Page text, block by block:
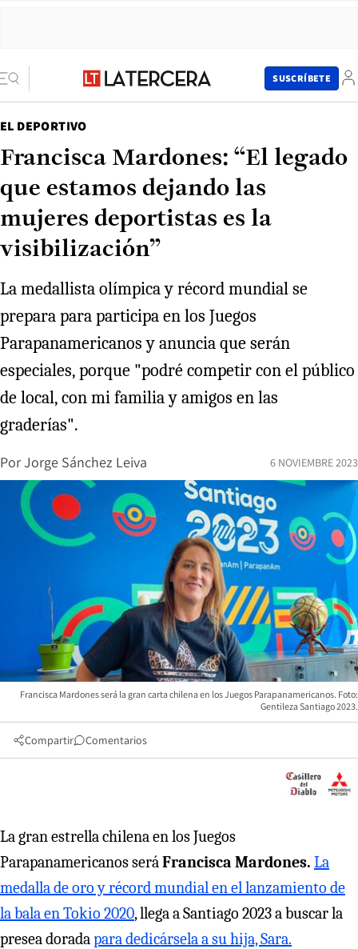
SUSCRÍBETE
EL DEPORTIVO
Francisca Mardones: “El legado
que estamos dejando las
mujeres deportistas es la
visibilización”
La medallista olímpica y récord mundial se
prepara para participa en los Juegos
Parapanamericanos y anuncia que serán
especiales, porque "podré competir con el público
de local, con mi familia y amigos en las
graderías".
PorJorge Sánchez Leiva 6 NOVIEMBRE 2023
Francisca Mardones será la gran carta chilena en los Juegos Parapanamericanos. Foto:
Gentileza Santiago 2023.
Compartir Comentarios
La gran estrella chilena en los Juegos
Parapanamericanos seráFrancisca Mardones. La
medalla de oro y récord mundial en el lanzamiento de
la bala en Tokio 2020, llega a Santiago 2023 a buscar la
presea doradapara dedicársela a su hija, Sara.